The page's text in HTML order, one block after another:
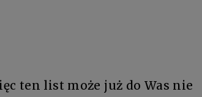
ten list może już do Was nie